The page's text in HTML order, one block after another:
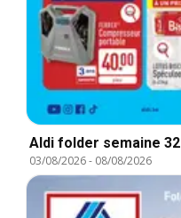
Aldi folder semaine 32
03/08/2026- 08/08/2026